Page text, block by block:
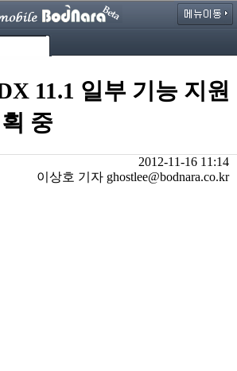
11.1 일부 기능 지원
중
2012-11-16 11:14
이상호 기자 ghostlee@bodnara.co.kr